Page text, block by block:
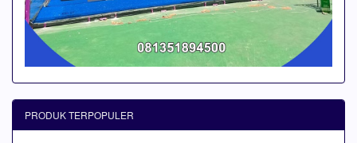
PRODUK TERPOPULER